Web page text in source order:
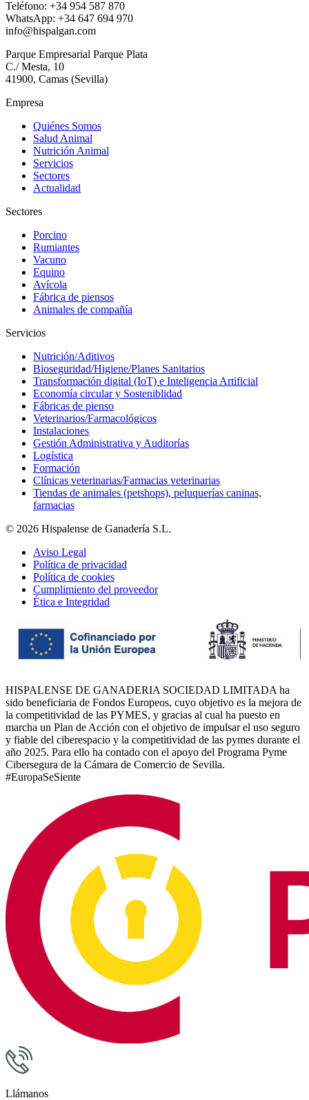
Teléfono: +34 954 587 870
WhatsApp: +34 647 694 970
info@hispalgan.com
Parque Empresarial Parque Plata
C./ Mesta, 10
41900, Camas (Sevilla)
Empresa
Quiénes Somos
Salud Animal
Nutrición Animal
Servicios
Sectores
Actualidad
Sectores
Porcino
Rumiantes
Vacuno
Equino
Avícola
Fábrica de piensos
Animales de compañía
Servicios
Nutrición/Aditivos
Bioseguridad/Higiene/Planes Sanitarios
Transformación digital (IoT) e Inteligencia Artificial
Economía circular y Sosteniblidad
Fábricas de pienso
Veterinarios/Farmacológicos
Instalaciones
Gestión Administrativa y Auditorías
Logística
Formación
Clínicas veterinarias/Farmacias veterinarias
Tiendas de animales (petshops), peluquerías caninas,
farmacias
© 2026 Hispalense de Ganadería S.L.
Aviso Legal
Política de privacidad
Política de cookies
Cumplimiento del proveedor
Ética e Integridad
HISPALENSE DE GANADERIA SOCIEDAD LIMITADA ha
sido beneficiaria de Fondos Europeos, cuyo objetivo es la mejora de
la competitividad de las PYMES, y gracias al cual ha puesto en
marcha un Plan de Acción con el objetivo de impulsar el uso seguro
y fiable del ciberespacio y la competitividad de las pymes durante el
año 2025. Para ello ha contado con el apoyo del Programa Pyme
Cibersegura de la Cámara de Comercio de Sevilla.
#EuropaSeSiente
Llámanos